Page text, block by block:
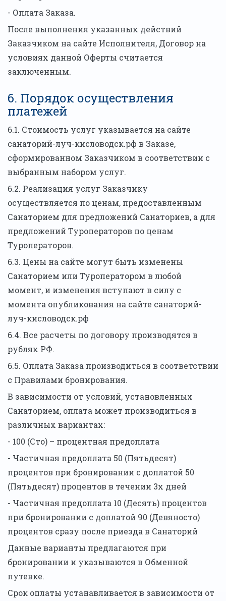
- Оплата Заказа.
После выполнения указанных действий
Заказчиком на сайте Исполнителя, Договор на
условиях данной Оферты считается
заключенным.
6. Порядок осуществления
платежей
6.1. Стоимость услуг указывается на сайте
санаторий-луч-кисловодск.рф в Заказе,
сформированном Заказчиком в соответствии с
выбранным набором услуг.
6.2. Реализация услуг Заказчику
осуществляется по ценам, предоставленным
Санаторием для предложений Санаториев, а для
предложений Туроператоров по ценам
Туроператоров.
6.3. Цены на сайте могут быть изменены
Санаторием или Туроператором в любой
момент, и изменения вступают в силу с
момента опубликования на сайте санаторий-
луч-кисловодск.рф
6.4. Все расчеты по договору производятся в
рублях РФ.
6.5. Оплата Заказа производиться в соответствии
с Правилами бронирования.
В зависимости от условий, установленных
Санаторием, оплата может производиться в
различных вариантах:
- 100 (Сто) – процентная предоплата
- Частичная предоплата 50 (Пятьдесят)
процентов при бронировании с доплатой 50
(Пятьдесят) процентов в течении 3х дней
- Частичная предоплата 10 (Десять) процентов
при бронировании с доплатой 90 (Девяносто)
процентов сразу после приезда в Санаторий
Данные варианты предлагаются при
бронировании и указываются в Обменной
путевке.
Срок оплаты устанавливается в зависимости от